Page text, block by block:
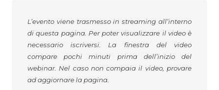
L’evento viene trasmesso in streaming all’interno
di questa pagina. Per poter visualizzare il video è
necessario iscriversi. La finestra del video
compare pochi minuti prima dell’inizio del
webinar. Nel caso non compaia il video, provare
ad aggiornare la pagina.